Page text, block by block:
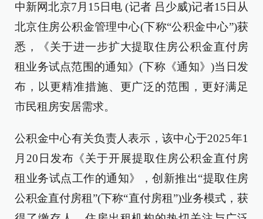
中新网北京7月15日电 (记者 吕少威)记者15日从
北京住房公积金管理中心(下称“公积金中心”)获
悉，《关于进一步扩大提取住房公积金直付房
租业务试点范围的通知》(下称《通知》)当日发
布，以更精准措施、更广泛的范围，更好满足
市民租房安居需求。
公积金中心有关负责人表示，该中心于2025年1
月20日发布《关于开展提取住房公积金直付房
租业务试点工作的通知》，创新推出“提取住房
公积金直付房租”(下称“直付房租”)业务模式，获